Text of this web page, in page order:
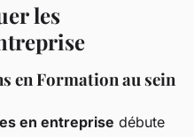
les
en Formation au sein
en entreprise débute